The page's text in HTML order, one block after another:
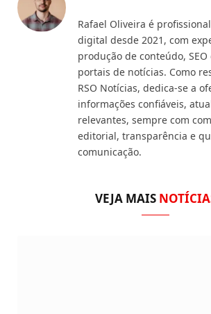
Rafael Oliveira é
digital desde 2021, com
produção de conteúdo,
portais de notícias. Como
RSO Notícias, dedica-se a
informações confiáveis,
relevantes, sempre com
editorial, transparência e
comunicação.
VEJA MAIS